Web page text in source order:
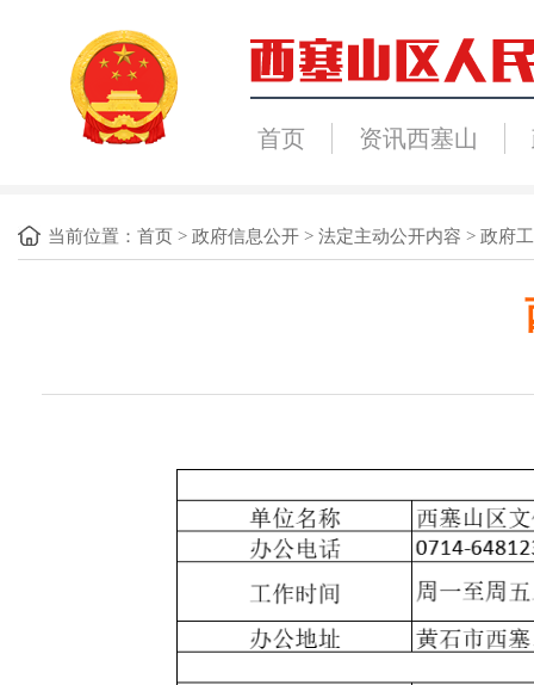
首页 资讯西塞山
当前位置： 首页 > 政府信息公开 > 法定主动公开内容 > 政府